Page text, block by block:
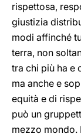
rispettosa,
giustizia
modi affinché
terra, non
tra chi più ha e
ma anche e
equità e di
può un
mezzo mondo.